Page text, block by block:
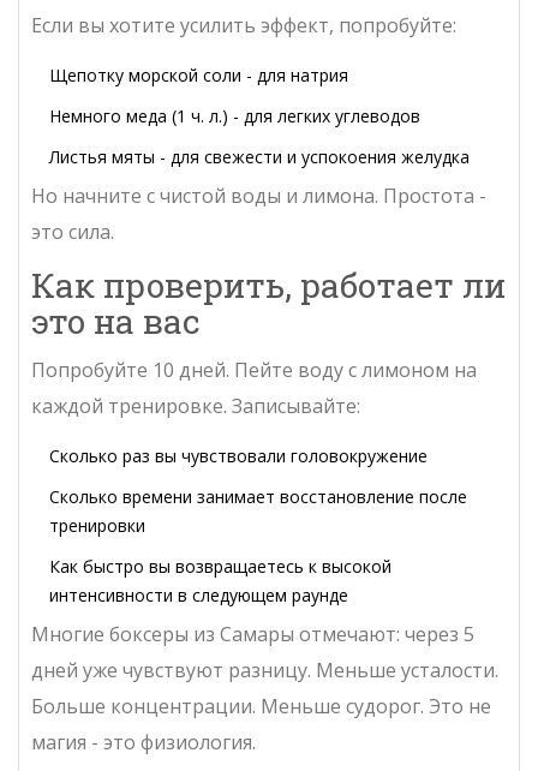
Если вы хотите усилить эффект, попробуйте:
Щепотку морской соли - для натрия
Немного меда (1 ч. л.) - для легких углеводов
Листья мяты - для свежести и успокоения желудка
Но начните с чистой воды и лимона. Простота -
это сила.
Как проверить, работает ли
это на вас
Попробуйте 10 дней. Пейте воду с лимоном на
каждой тренировке. Записывайте:
Сколько раз вы чувствовали головокружение
Сколько времени занимает восстановление после
тренировки
Как быстро вы возвращаетесь к высокой
интенсивности в следующем раунде
Многие боксеры из Самары отмечают: через 5
дней уже чувствуют разницу. Меньше усталости.
Больше концентрации. Меньше судорог. Это не
магия - это физиология.